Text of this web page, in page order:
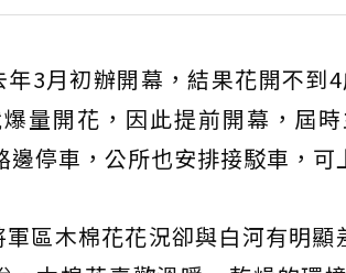
年3月初辦開幕，結果花開不到
量開花，因此提前開幕，屆
停車，公所也安排接駁車，可
區木棉花花況卻與白河有明